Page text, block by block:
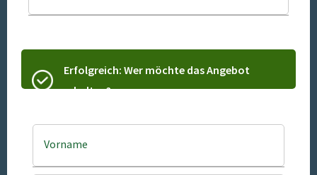
Erfolgreich: Wer möchte das Angebot
erhalten?
Vorname